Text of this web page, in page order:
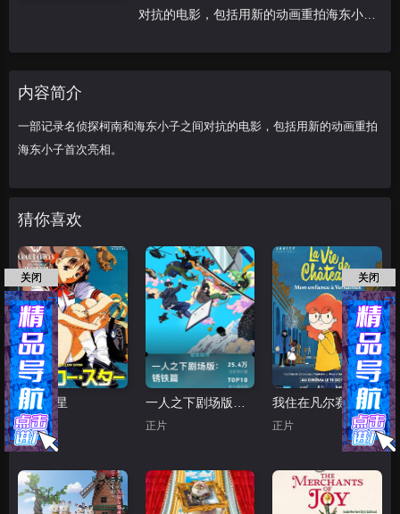
对抗的电影，包括用新的动画重拍海东小子
内容简介
一部记录名侦探柯南和海东小子之间对抗的电影，包括用新的动画重拍
海东小子首次亮相。
猜你喜欢
黄色之星
正片
一人之下剧场版：锈铁篇日语
正片
我住在凡尔赛的日子2025
正片
关闭 关闭